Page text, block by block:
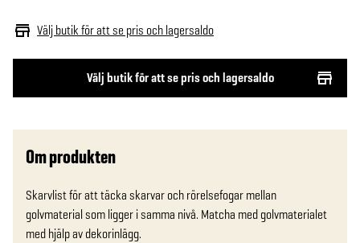
Välj butik för att se pris och lagersaldo
Välj butik för att se pris och lagersaldo
Om produkten
Skarvlist för att täcka skarvar och rörelsefogar mellan
golvmaterial som ligger i samma nivå. Matcha med golvmaterialet
med hjälp av dekorinlägg.